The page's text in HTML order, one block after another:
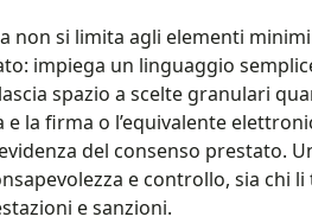
non si limita agli elementi
impiega un linguaggio
spazio a scelte granulari
la firma o l’equivalente
del consenso prestato.
e controllo, sia chi
e sanzioni.